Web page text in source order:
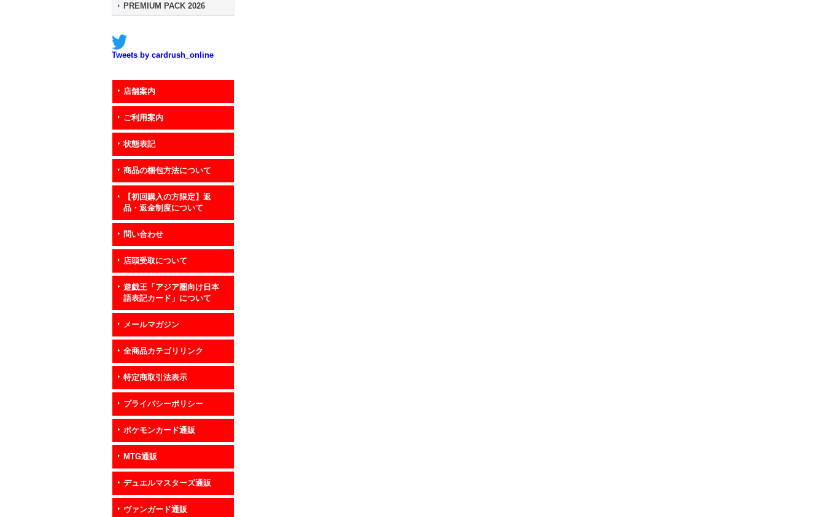
PREMIUM PACK 2026
Tweets by cardrush_online
店舗案内
ご利用案内
状態表記
商品の梱包方法について
【初回購入の方限定】返
品・返金制度について
問い合わせ
店頭受取について
遊戯王「アジア圏向け日本
語表記カード」について
メールマガジン
全商品カテゴリリンク
特定商取引法表示
プライバシーポリシー
ポケモンカード通販
MTG通販
デュエルマスターズ通販
ヴァンガード通販